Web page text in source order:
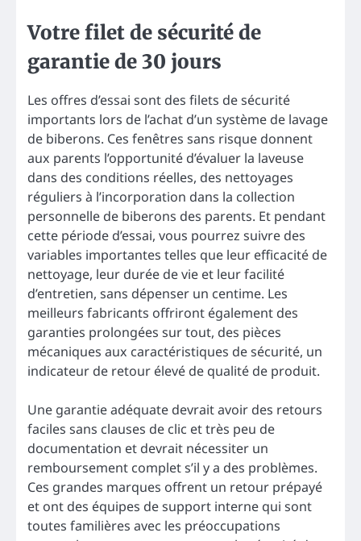
Votre filet de sécurité de
garantie de 30 jours
Les offres d’essai sont des filets de sécurité
importants lors de l’achat d’un système de lavage
de biberons. Ces fenêtres sans risque donnent
aux parents l’opportunité d’évaluer la laveuse
dans des conditions réelles, des nettoyages
réguliers à l’incorporation dans la collection
personnelle de biberons des parents. Et pendant
cette période d’essai, vous pourrez suivre des
variables importantes telles que leur efficacité de
nettoyage, leur durée de vie et leur facilité
d’entretien, sans dépenser un centime. Les
meilleurs fabricants offriront également des
garanties prolongées sur tout, des pièces
mécaniques aux caractéristiques de sécurité, un
indicateur de retour élevé de qualité de produit.
Une garantie adéquate devrait avoir des retours
faciles sans clauses de clic et très peu de
documentation et devrait nécessiter un
remboursement complet s’il y a des problèmes.
Ces grandes marques offrent un retour prépayé
et ont des équipes de support interne qui sont
toutes familières avec les préoccupations